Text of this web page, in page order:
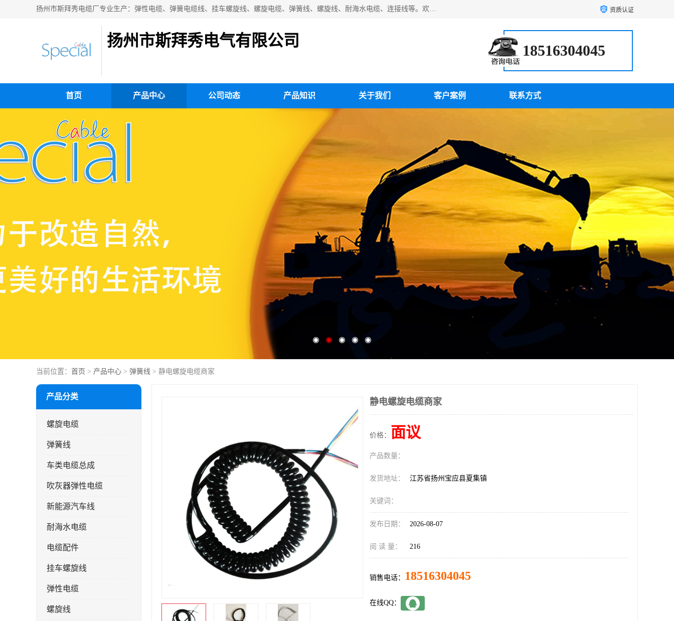
扬州市斯拜秀电缆厂专业生产：弹性电缆、弹簧电缆线、挂车螺旋线、螺旋电缆、弹簧线、螺旋线、耐海水电缆、连接线等。欢迎来电咨询！ 资质认证
扬州市斯拜秀电气有限公司
18516304045
首页 产品中心 公司动态 产品知识 关于我们 客户案例 联系方式
当前位置： 首页 > 产品中心 > 弹簧线 > 静电螺旋电缆商家
产品分类
螺旋电缆
弹簧线
车类电缆总成
吹灰器弹性电缆
新能源汽车线
耐海水电缆
电缆配件
挂车螺旋线
弹性电缆
螺旋线
静电螺旋电缆商家
价格： 面议
产品数量：
发货地址： 江苏省扬州宝应县夏集镇
关键词：
发布日期： 2026-08-07
阅 读 量： 216
销售电话： 18516304045
在线QQ：